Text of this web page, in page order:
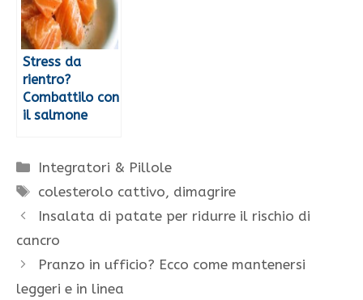
Stress da
rientro?
Combattilo con
il salmone
Categorie
Integratori & Pillole
Tag
colesterolo cattivo, dimagrire
Insalata di patate per ridurre il rischio di
cancro
Pranzo in ufficio? Ecco come mantenersi
leggeri e in linea